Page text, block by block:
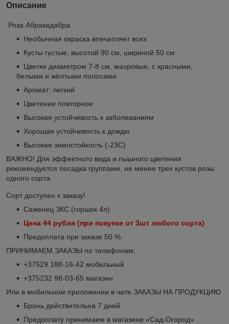
Описание
Роза Абракадабра
Необычная окраска впечатляет всех
Кусты густые, высотой 90 см, шириной 50 см
Цветки диаметром 7-8 см, махровые, с красными,
белыми и жёлтыми полосами
Аромат: легкий
Цветение повторное
Высокая устойчивость к заболеваниям
Хорошая устойчивость к дождю
Высокая зимостойкость (-23С)
ВАЖНО! Для эффектного вида и пышного цветения
рекомендуется посадка группами, не менее трех кустов розы
одного сорта.
Сорт доступен к заказу!
Саженец ЗКС (горшок 4л)
Цена 44 рубля (при покупке от 3шт любого сорта)
Предоплата при заказе 50 %
ПРИНИМАЕМ ЗАКАЗЫ по телефонам:
+37529 188-16-42 мобильный
+375232 98-03-65 магазин
Или в мобильном приложении в чате ЗАКАЗЫ НА ПРОДУКЦИЮ
Бронь действительна 7 дней.
Предоплату принимаем в магазине «Сад-Огород»